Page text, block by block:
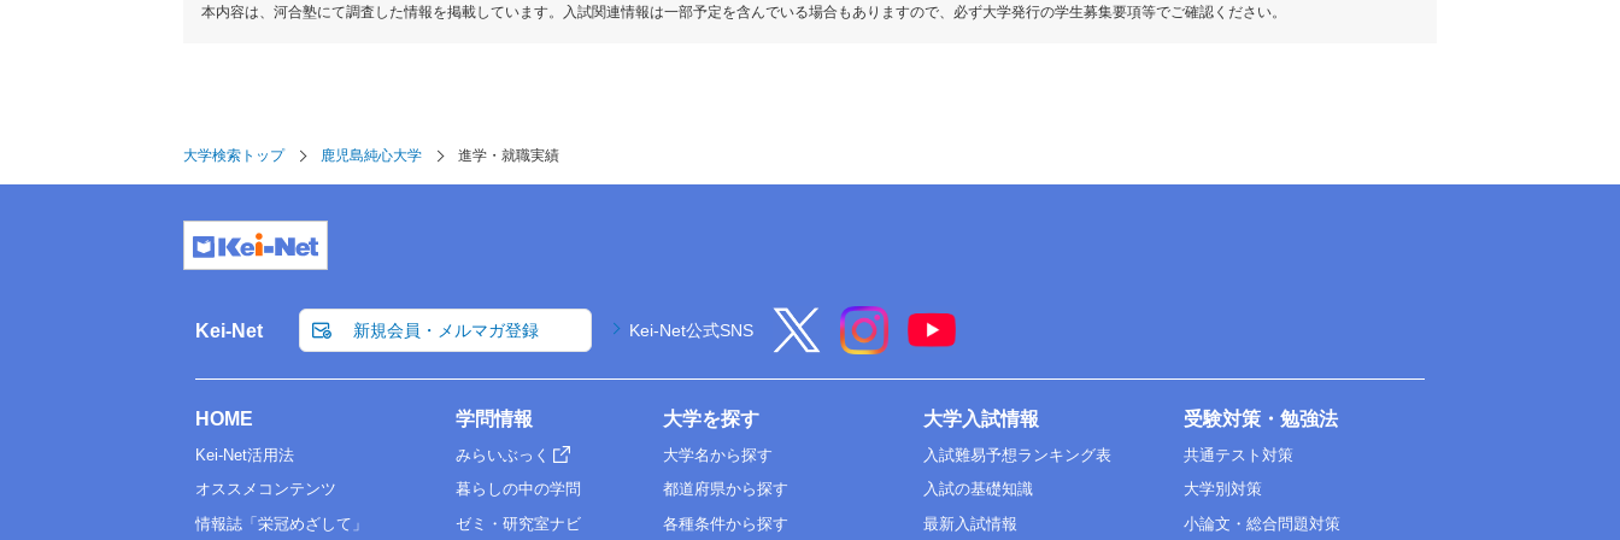
本内容は、河合塾にて調査した情報を掲載しています。入試関連情報は一部予定を含んでいる場合もありますので、必ず大学発行の学生募集要項等でご確認ください。
大学検索トップ 鹿児島純心大学 進学・就職実績
Kei-Net 新規会員・メルマガ登録 Kei-Net公式SNS
HOME
Kei-Net活用法
オススメコンテンツ
情報誌「栄冠めざして」
学問情報
みらいぶっく
暮らしの中の学問
ゼミ・研究室ナビ
大学を探す
大学名から探す
都道府県から探す
各種条件から探す
大学入試情報
入試難易予想ランキング表
入試の基礎知識
最新入試情報
受験対策・勉強法
共通テスト対策
大学別対策
小論文・総合問題対策